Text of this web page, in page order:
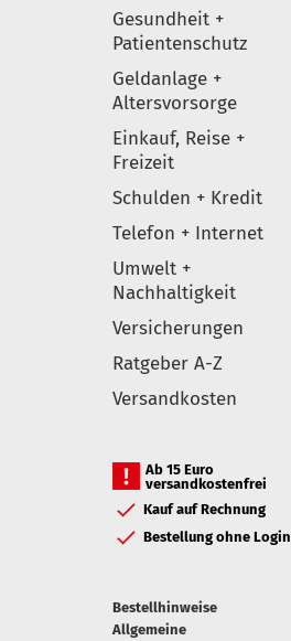
Gesundheit +
Patientenschutz
Geldanlage +
Altersvorsorge
Einkauf, Reise +
Freizeit
Schulden + Kredit
Telefon + Internet
Umwelt +
Nachhaltigkeit
Versicherungen
Ratgeber A-Z
Versandkosten
Ab 15 Euro
versandkostenfrei
Kauf auf Rechnung
Bestellung ohne Login
Bestellhinweise
Allgemeine